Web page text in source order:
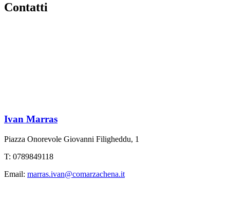
Contatti
Ivan Marras
Piazza Onorevole Giovanni Filigheddu, 1
T: 0789849118
Email: marras.ivan@comarzachena.it